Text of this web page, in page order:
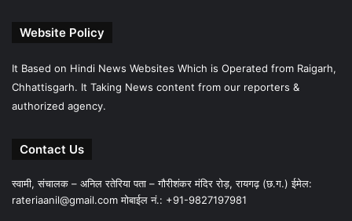
Website Policy
It Based on Hindi News Websites Which is Operated from Raigarh,
Chhattisgarh. It Taking News content from our reporters &
authorized agency.
Contact Us
स्वामी, संचालक – अनिल रतेरिया पता – गौरीशंकर मंदिर रोड़, रायगढ़ (छ.ग.) ईमेल:
rateriaanil@gmail.comमोबाईल नं.: +91-9827197981